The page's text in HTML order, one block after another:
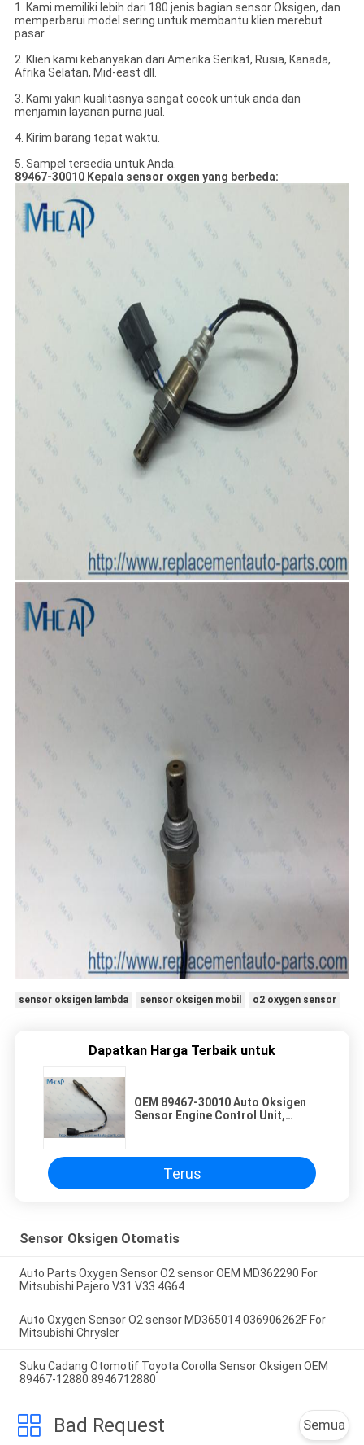
1. Kami memiliki lebih dari 180 jenis bagian sensor Oksigen, dan
memperbarui model sering untuk membantu klien merebut
pasar.
2. Klien kami kebanyakan dari Amerika Serikat, Rusia, Kanada,
Afrika Selatan, Mid-east dll.
3. Kami yakin kualitasnya sangat cocok untuk anda dan
menjamin layanan purna jual.
4. Kirim barang tepat waktu.
5. Sampel tersedia untuk Anda.
89467-30010 Kepala sensor oxgen yang berbeda:
sensor oksigen lambda sensor oksigen mobil o2 oxygen sensor
Dapatkan Harga Terbaik untuk
OEM 89467-30010 Auto Oksigen
Sensor Engine Control Unit,
Terus
Sensor Oksigen Otomatis
Auto Parts Oxygen Sensor O2 sensor OEM MD362290 For
Mitsubishi Pajero V31 V33 4G64
Auto Oxygen Sensor O2 sensor MD365014 036906262F For
Mitsubishi Chrysler
Suku Cadang Otomotif Toyota Corolla Sensor Oksigen OEM
89467-12880 8946712880
Bad Request Semua